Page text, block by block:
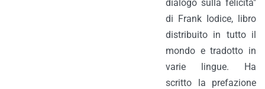
dialogo sulla felicità"
di Frank Iodice, libro
distribuito in tutto il
mondo e tradotto in
varie lingue. Ha
scritto la prefazione